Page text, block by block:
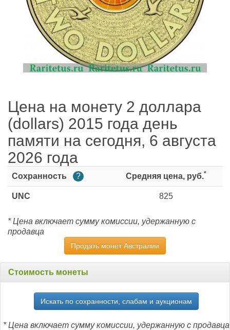
Цена на монету 2 доллара
(dollars) 2015 года день
памяти на сегодня, 6 августа
2026 года
Сохранность ? Средняя цена, руб.*
UNC 825
* Цена включает сумму комиссии, удержанную с
продавца
Продать монет Австралии
Стоимость монеты
Искать по сохранности, слабам и аукционам
* Цена включает сумму комиссии, удержанную с продавца